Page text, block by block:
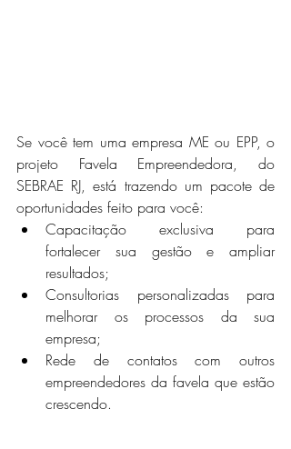
Se você tem uma empresa ME ou EPP, o
projeto Favela Empreendedora, do
SEBRAE RJ, está trazendo um pacote de
oportunidades feito para você:
Capacitação exclusiva para
fortalecer sua gestão e ampliar
resultados;
Consultorias personalizadas para
melhorar os processos da sua
empresa;
Rede de contatos com outros
empreendedores da favela que estão
crescendo.